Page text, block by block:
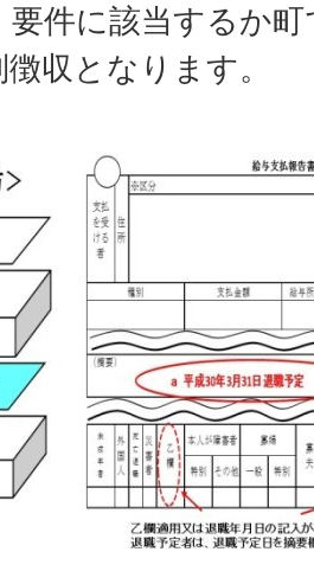
要件に該当するか
収となります。